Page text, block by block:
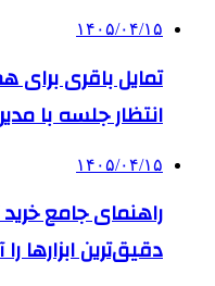
۱۴۰۵/۰۴/۱۵
تمایل باقری برای
انتظار جلسه با
۱۴۰۵/۰۴/۱۵
راهنمای جامع
دقیق‌ترین ابزارها را